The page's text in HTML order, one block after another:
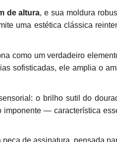
de altura, e sua moldura
uma estética clássica
como um verdadeiro
sofisticadas, ele amplia o
o brilho sutil do
— característica